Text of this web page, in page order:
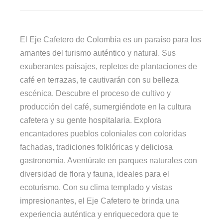
El Eje Cafetero de Colombia es un paraíso para los
amantes del turismo auténtico y natural. Sus
exuberantes paisajes, repletos de plantaciones de
café en terrazas, te cautivarán con su belleza
escénica. Descubre el proceso de cultivo y
producción del café, sumergiéndote en la cultura
cafetera y su gente hospitalaria. Explora
encantadores pueblos coloniales con coloridas
fachadas, tradiciones folklóricas y deliciosa
gastronomía. Aventúrate en parques naturales con
diversidad de flora y fauna, ideales para el
ecoturismo. Con su clima templado y vistas
impresionantes, el Eje Cafetero te brinda una
experiencia auténtica y enriquecedora que te